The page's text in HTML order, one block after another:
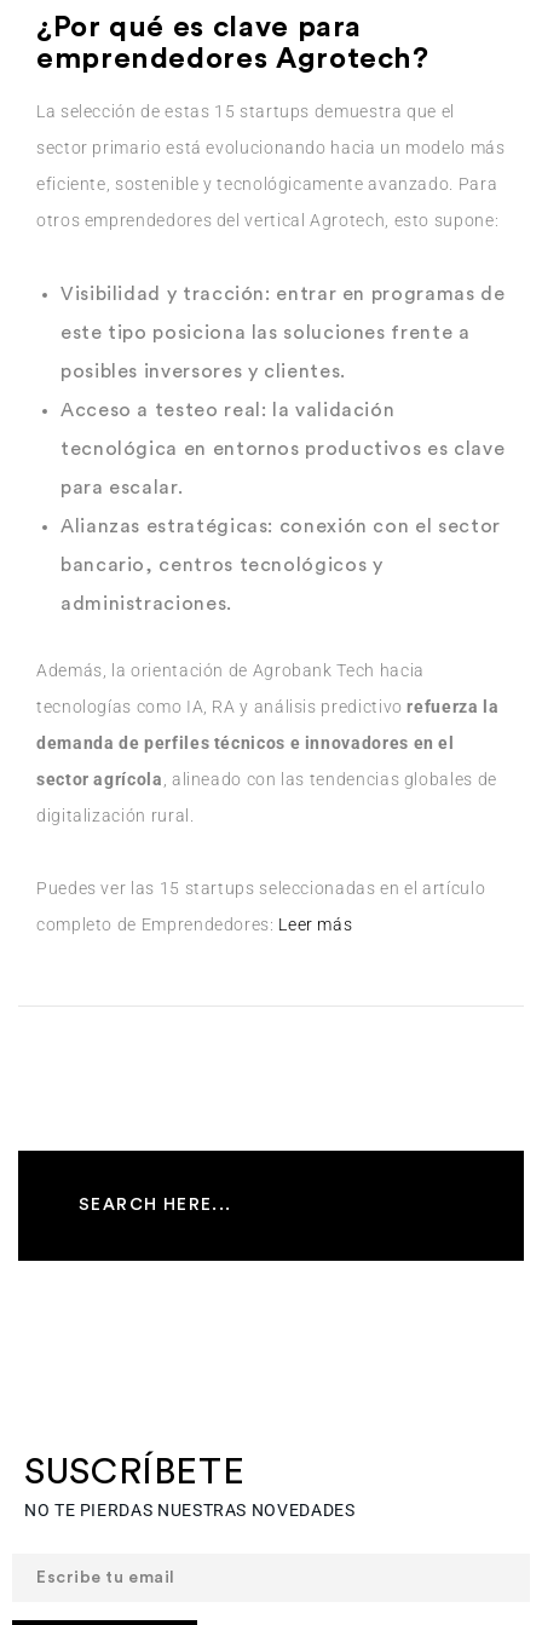
¿Por qué es clave para
emprendedores Agrotech?
La selección de estas 15 startups demuestra que el
sector primario está evolucionando hacia un modelo más
eficiente, sostenible y tecnológicamente avanzado. Para
otros emprendedores del vertical Agrotech, esto supone:
Visibilidad y tracción: entrar en programas de
este tipo posiciona las soluciones frente a
posibles inversores y clientes.
Acceso a testeo real: la validación
tecnológica en entornos productivos es clave
para escalar.
Alianzas estratégicas: conexión con el sector
bancario, centros tecnológicos y
administraciones.
Además, la orientación de Agrobank Tech hacia
tecnologías como IA, RA y análisis predictivorefuerza la
demanda de perfiles técnicos e innovadores en el
sector agrícola , alineado con las tendencias globales de
digitalización rural.
Puedes ver las 15 startups seleccionadas en el artículo
completo de Emprendedores: Leer más
SUSCRÍBETE
NO TE PIERDAS NUESTRAS NOVEDADES